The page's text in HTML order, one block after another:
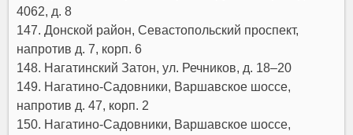
4062, д. 8
147. Донской район, Севастопольский проспект,
напротив д. 7, корп. 6
148. Нагатинский Затон, ул. Речников, д. 18–20
149. Нагатино-Садовники, Варшавское шоссе,
напротив д. 47, корп. 2
150. Нагатино-Садовники, Варшавское шоссе,